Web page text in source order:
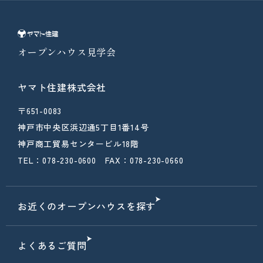
オープンハウス見学会
ヤマト住建株式会社
〒651-0083
神戸市中央区浜辺通5丁目1番14号
神戸商工貿易センタービル18階
TEL：078-230-0600 FAX：078-230-0660
お近くのオープンハウスを探す
よくあるご質問